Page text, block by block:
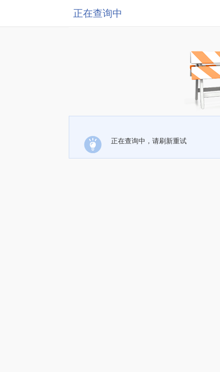
正在查询中
正在查询中，请刷新重试